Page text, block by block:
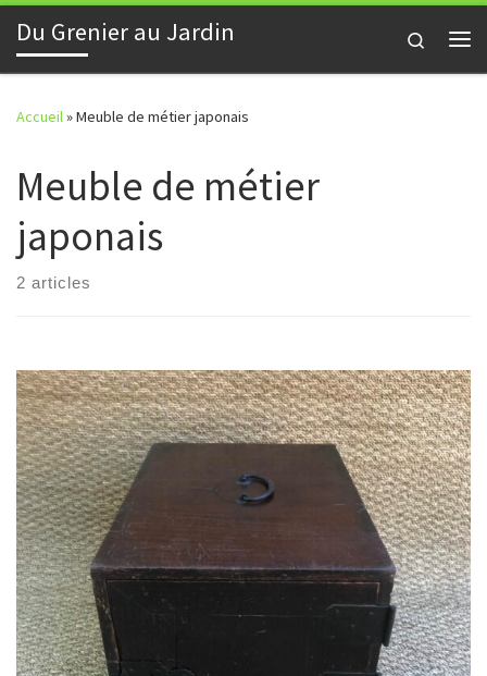
Skip to content
Du Grenier au Jardin
Search
Accueil»Meuble de métier japonais
Meuble de métier
japonais
2 articles